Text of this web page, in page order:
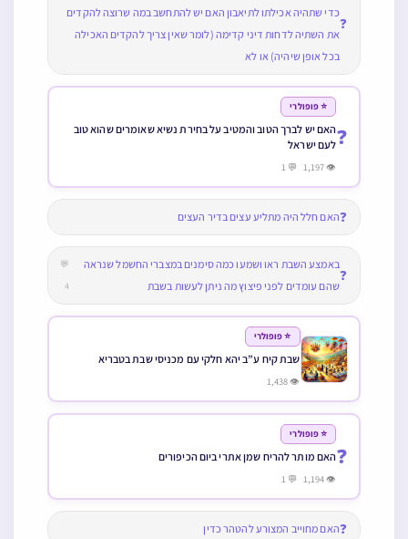
❓
כדי שתהיה אכילתו לתיאבון האם יש להתחשב במה שרוצה להקדים
את השתיה לדחות דיני קדימה (לומר שאין צריך להקדים האכילה
בכל אופן שיהיה) או לא
❓
⭐ פופולרי
האם יש לברך הטוב והמטיב על בחירת נשיא שאומרים שהוא טוב
לעם ישראל
👁 1,197 💬 1
❓האם חלל היה מתליע עצים בדיר העצים
❓
באמצע השבת ראו ושמעו כמה סימנים במצברי החשמל שנראה
שהם עומדים לפני פיצוץ מה ניתן לעשות בשבת
💬
4
⭐ פופולרי
שבת קיח ע”ב יהא חלקי עם מכניסי שבת בטבריא
👁 1,438
❓
⭐ פופולרי
האם מותר להריח שמן אתרי ביום הכיפורים
👁 1,194 💬 1
❓האם מחוייב המצורע להטהר כדין